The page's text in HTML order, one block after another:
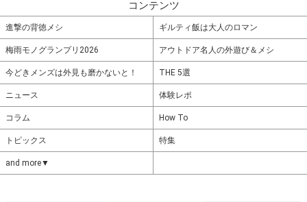
コンテンツ
進撃の背徳メシ ギルティ飯は大人のロマン
梅雨モノグランプリ2026 アウトドア名人の外遊び＆メシ
今どきメンズは外見も磨かないと！ THE 5選
ニュース 体験レポ
コラム How To
トピックス 特集
and more▼